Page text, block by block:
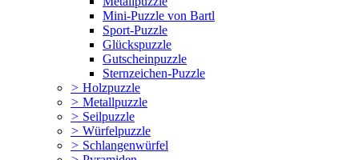
Mini-Puzzle von Bartl
Sport-Puzzle
Glückspuzzle
Gutscheinpuzzle
Sternzeichen-Puzzle
> Holzpuzzle
> Metallpuzzle
> Seilpuzzle
> Würfelpuzzle
> Schlangenwürfel